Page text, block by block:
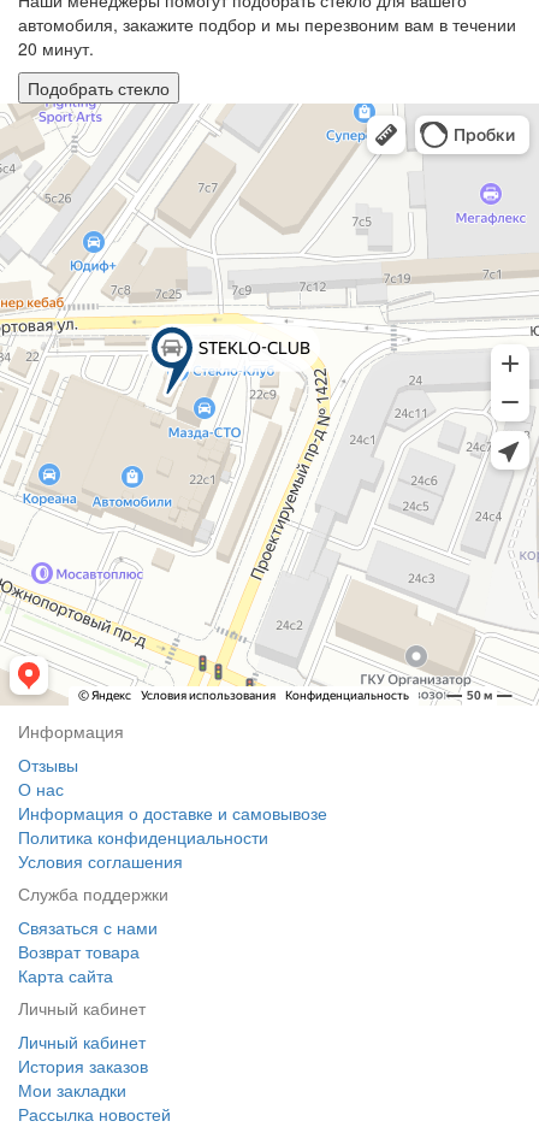
автомобиля, закажите подбор и мы перезвоним вам в течении
20 минут.
Подобрать стекло
Информация
Отзывы
О нас
Информация о доставке и самовывозе
Политика конфиденциальности
Условия соглашения
Служба поддержки
Связаться с нами
Возврат товара
Карта сайта
Личный кабинет
Личный кабинет
История заказов
Мои закладки
Рассылка новостей